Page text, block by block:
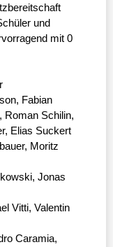
und
mit 0
Fabian
Roman Schilin,
Elias Suckert
Moritz
Jonas
Vitti, Valentin
Caramia,